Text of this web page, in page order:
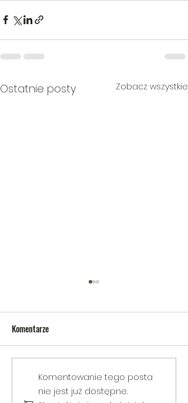
Ostatnie posty Zobacz wszystkie
V Gminny Turniej Szachowy o
Puchar Burmistrza Bełżyc
Komentarze
Komentowanie tego posta
nie jest już dostępne.